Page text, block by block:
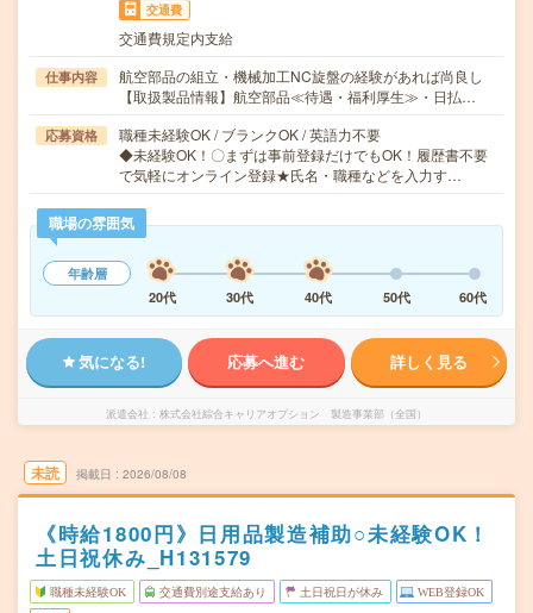
交通費
交通費規定内支給
仕事内容
航空部品の組立・機械加工NC旋盤の経験があれば尚良し
【取扱製品情報】航空部品≪待遇・福利厚生≫・日払…
応募資格
職種未経験OK / ブランクOK / 英語力不要
◆未経験OK！〇まずは事前登録だけでもOK！履歴書不要
で気軽にオンライン登録★氏名・職種などを入力す…
職場の雰囲気
年齢層
20代
30代 40代 50代 60代
気になる! 応募へ進む 詳しく見る
派遣会社 株式会社綜合キャリアオプション 製造事業部（全国）
未読 掲載日 2026/08/08
《時給1800円》日用品製造補助○未経験OK！
土日祝休み_H131579
職種未経験OK 交通費別途支給あり 土日祝日が休み WEB登録OK